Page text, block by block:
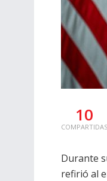
10
COMPARTIDAS
Durante
refirió al